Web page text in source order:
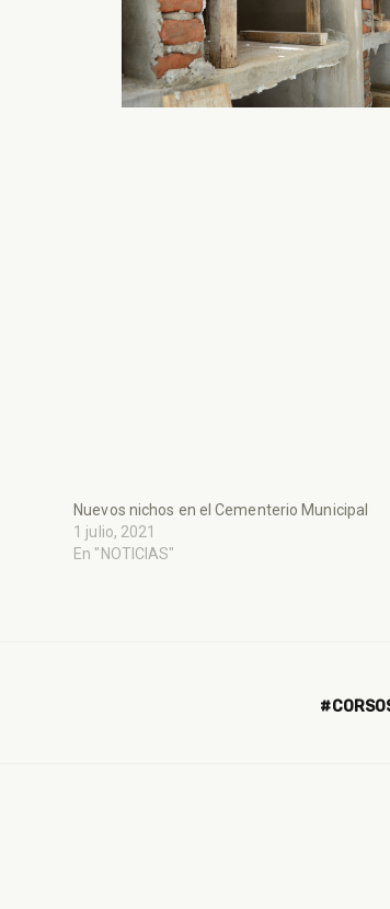
Nuevos nichos en el Cementerio Municipal
1 julio, 2021
En "NOTICIAS"